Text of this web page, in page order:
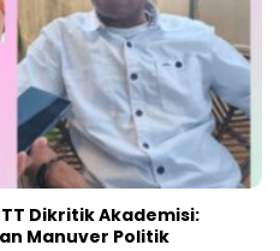
Dikritik Akademisi:
Manuver Politik